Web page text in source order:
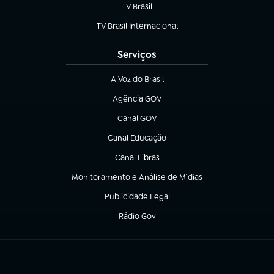
TV Brasil
(abre em nova aba)
TV Brasil Internacional
(abre em nova aba)
Serviços
A Voz do Brasil
(abre em nova aba)
Agência GOV
(abre em nova aba)
Canal GOV
(abre em nova aba)
Canal Educação
(abre em nova aba)
Canal Libras
(abre em nova aba)
Monitoramento e Análise de Mídias
(abre em nova aba)
Publicidade Legal
(abre em nova aba)
Rádio Gov
(abre em nova aba)